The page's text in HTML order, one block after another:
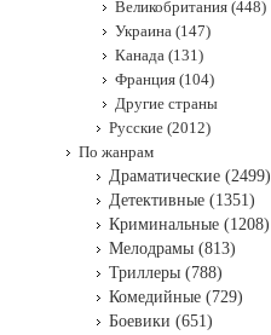
Великобритания (448)
Украина (147)
Канада (131)
Франция (104)
Другие страны
Русские (2012)
По жанрам
Драматические (2499)
Детективные (1351)
Криминальные (1208)
Мелодрамы (813)
Триллеры (788)
Комедийные (729)
Боевики (651)